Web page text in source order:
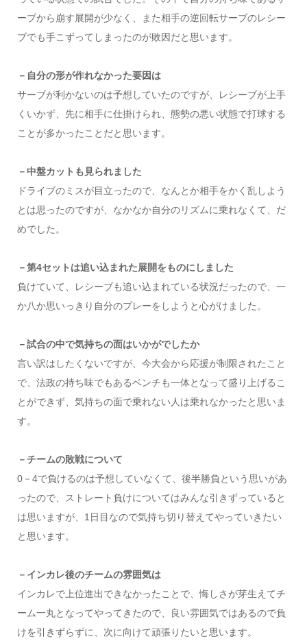
ーブから崩す展開が少なく、また相手の逆回転サーブのレシー
ブでも手こずってしまったのが敗因だと思います。
－自分の形が作れなかった要因は
サーブが利かないのは予想していたのですが、レシーブが上手
くいかず、先に相手に仕掛けられ、態勢の悪い状態で打球する
ことが多かったことだと思います。
－中盤カットも見られました
ドライブのミスが目立ったので、なんとか相手をかく乱しよう
とは思ったのですが、なかなか自分のリズムに乗れなくて、だ
めでした。
－第4セットは追い込まれた展開をものにしました
負けていて、レシーブも追い込まれている状況だったので、一
か八か思いっきり自分のプレーをしようと心がけました。
－試合の中で気持ちの面はいかがでしたか
言い訳はしたくないですが、今大会から応援が制限されたこと
で、法政の持ち味でもあるベンチも一体となって盛り上げるこ
とができず、気持ちの面で乗れない人は乗れなかったと思いま
す。
－チームの敗戦について
0－4で負けるのは予想していなくて、後半勝負という思いがあ
ったので、ストレート負けについてはみんな引きずっていると
は思いますが、1日目なので気持ち切り替えてやっていきたい
と思います。
－インカレ後のチームの雰囲気は
インカレで上位進出できなかったことで、悔しさが芽生えてチ
ーム一丸となってやってきたので、良い雰囲気ではあるので負
けを引きずらずに、次に向けて頑張りたいと思います。